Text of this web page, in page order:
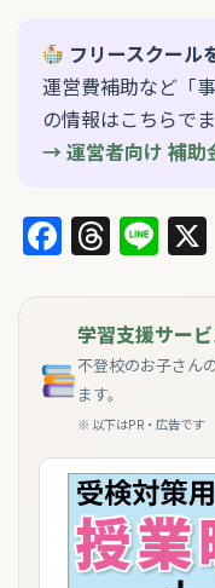
フリースクール
運営費補助など「
の情報はこちらで
→ 運営者向け 補助
Facebook
Line
学習支援サー
不登校のお子さん
ます。
※ 以下はPR・広告です